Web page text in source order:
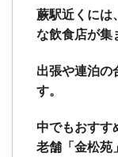
蕨駅近くには
な飲食店が集
出張や連泊の
す。
中でもおすす
老舗「金松苑